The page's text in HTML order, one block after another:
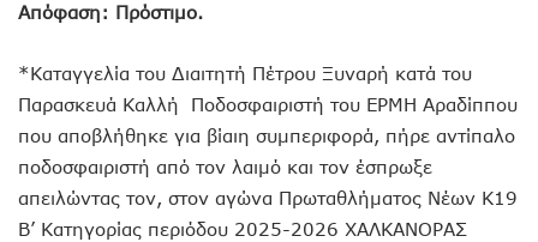
Απόφαση: Πρόστιμο.
*Καταγγελία του Διαιτητή Πέτρου Ξυναρή κατά του
Παρασκευά Καλλή Ποδοσφαιριστή του ΕΡΜΗ Αραδίππου
που αποβλήθηκε για βίαιη συμπεριφορά, πήρε αντίπαλο
ποδοσφαιριστή από τον λαιμό και τον έσπρωξε
απειλώντας τον, στον αγώνα Πρωταθλήματος Νέων Κ19
Β’ Κατηγορίας περιόδου 2025-2026 ΧΑΛΚΑΝΟΡΑΣ